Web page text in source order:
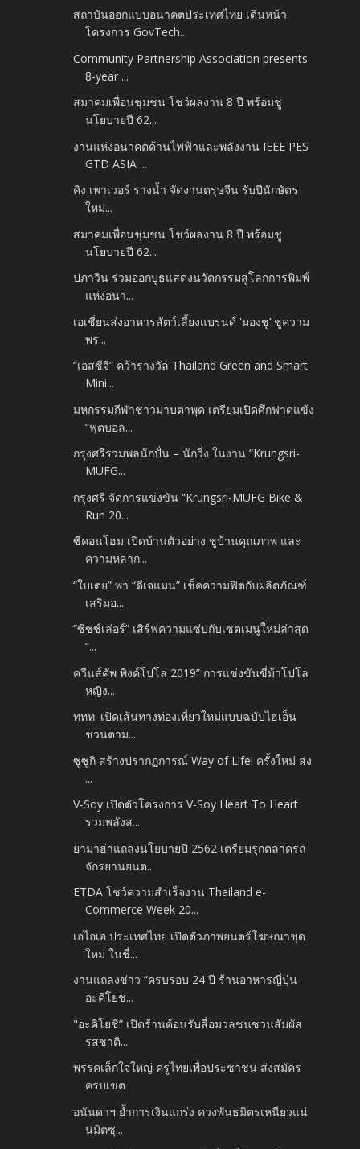
สถาบันออกแบบอนาคตประเทศไทย เดินหน้า
โครงการ GovTech...
Community Partnership Association presents
8-year ...
สมาคมเพื่อนชุมชน โชว์ผลงาน 8 ปี พร้อมชู
นโยบายปี 62...
งานแห่งอนาคตด้านไฟฟ้าและพลังงาน IEEE PES
GTD ASIA ...
คิง เพาเวอร์ รางน้ำ จัดงานตรุษจีน รับปีนักษัตร
ใหม่...
สมาคมเพื่อนชุมชน โชว์ผลงาน 8 ปี พร้อมชู
นโยบายปี 62...
ปภาวิน ร่วมออกบูธแสดงนวัตกรรมสู่โลกการพิมพ์
แห่งอนา...
เอเชี่ยนส่งอาหารสัตว์เลี้ยงแบรนด์ 'มองชู’ ชูความ
พร...
“เอสซีจี” คว้ารางวัล Thailand Green and Smart
Mini...
มหกรรมกีฬาชาวมาบตาพุด เตรียมเปิดศึกฟาดแข้ง
“ฟุตบอล...
กรุงศรีรวมพลนักปั่น – นักวิ่ง ในงาน “Krungsri-
MUFG...
กรุงศรี จัดการแข่งขัน “Krungsri-MUFG Bike &
Run 20...
ซีคอนโฮม เปิดบ้านตัวอย่าง ชูบ้านคุณภาพ และ
ความหลาก...
“ใบเตย” พา “ดีเจแมน” เช็คความฟิตกับผลิตภัณฑ์
เสริมอ...
“ซิซซ์เล่อร์” เสิร์ฟความแซ่บกับเซตเมนูใหม่ล่าสุด
“...
ควีนส์คัพ พิงค์โปโล 2019” การแข่งขันขี่ม้าโปโล
หญิง...
ททท. เปิดเส้นทางท่องเที่ยวใหม่แบบฉบับไฮเอ็น
ชวนตาม...
ซูซูกิ สร้างปรากฏการณ์ Way of Life! ครั้งใหม่ ส่ง
...
V-Soy เปิดตัวโครงการ V-Soy Heart To Heart
รวมพลังส...
ยามาฮ่าแถลงนโยบายปี 2562 เตรียมรุกตลาดรถ
จักรยานยนต...
ETDA โชว์ความสำเร็จงาน Thailand e-
Commerce Week 20...
เอไอเอ ประเทศไทย เปิดตัวภาพยนตร์โฆษณาชุด
ใหม่ ในชื่...
งานแถลงข่าว “ครบรอบ 24 ปี ร้านอาหารญี่ปุ่น
อะคิโยช...
"อะคิโยชิ” เปิดร้านต้อนรับสื่อมวลชนชวนสัมผัส
รสชาติ...
พรรคเล็กใจใหญ่ ครูไทยเพื่อประชาชน ส่งสมัคร
ครบเขต
อนันดาฯ ย้ำการเงินแกร่ง ควงพันธมิตรเหนียวแน่
นมิตซุ...